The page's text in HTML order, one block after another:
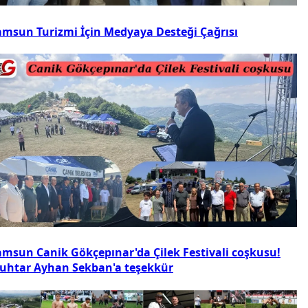
Turizmi İçin Medyaya Desteği Çağrısı
Canik Gökçepınar'da Çilek Festivali coşkusu!
Ayhan Sekban'a teşekkür